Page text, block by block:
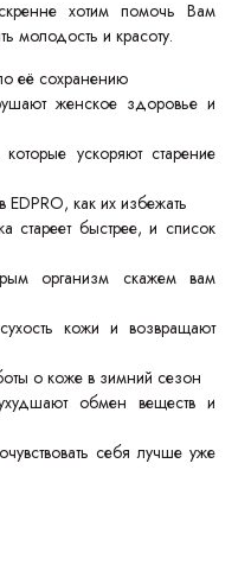
хотим помочь Вам
молодость и красоту.
её сохранению
женское здоровье и
ускоряют старение
как их избежать
стареет быстрее, и список
организм скажем вам
кожи и возвращают
о коже в зимний сезон
обмен веществ и
себя лучше уже